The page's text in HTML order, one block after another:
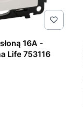
16A -
Life 753116